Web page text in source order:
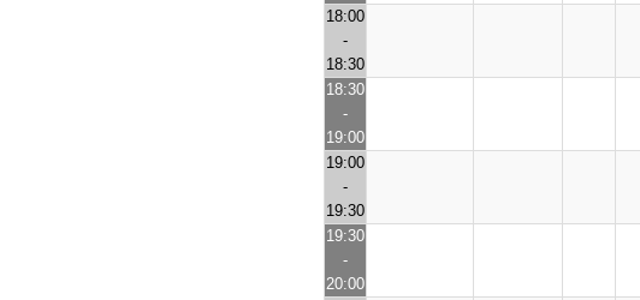
18:00
-
18:30
18:30
-
19:00
19:00
-
19:30
19:30
-
20:00